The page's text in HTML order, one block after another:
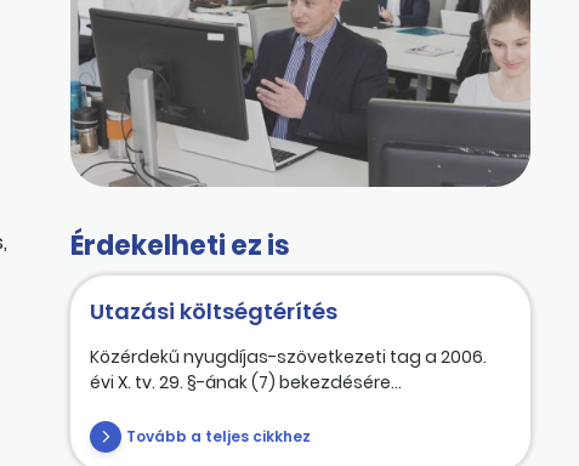
Érdekelheti ez is
Utazási költségtérítés
Közérdekű nyugdíjas-szövetkezeti tag a 2006.
évi X. tv. 29. §-ának (7) bekezdésére...
Tovább a teljes cikkhez